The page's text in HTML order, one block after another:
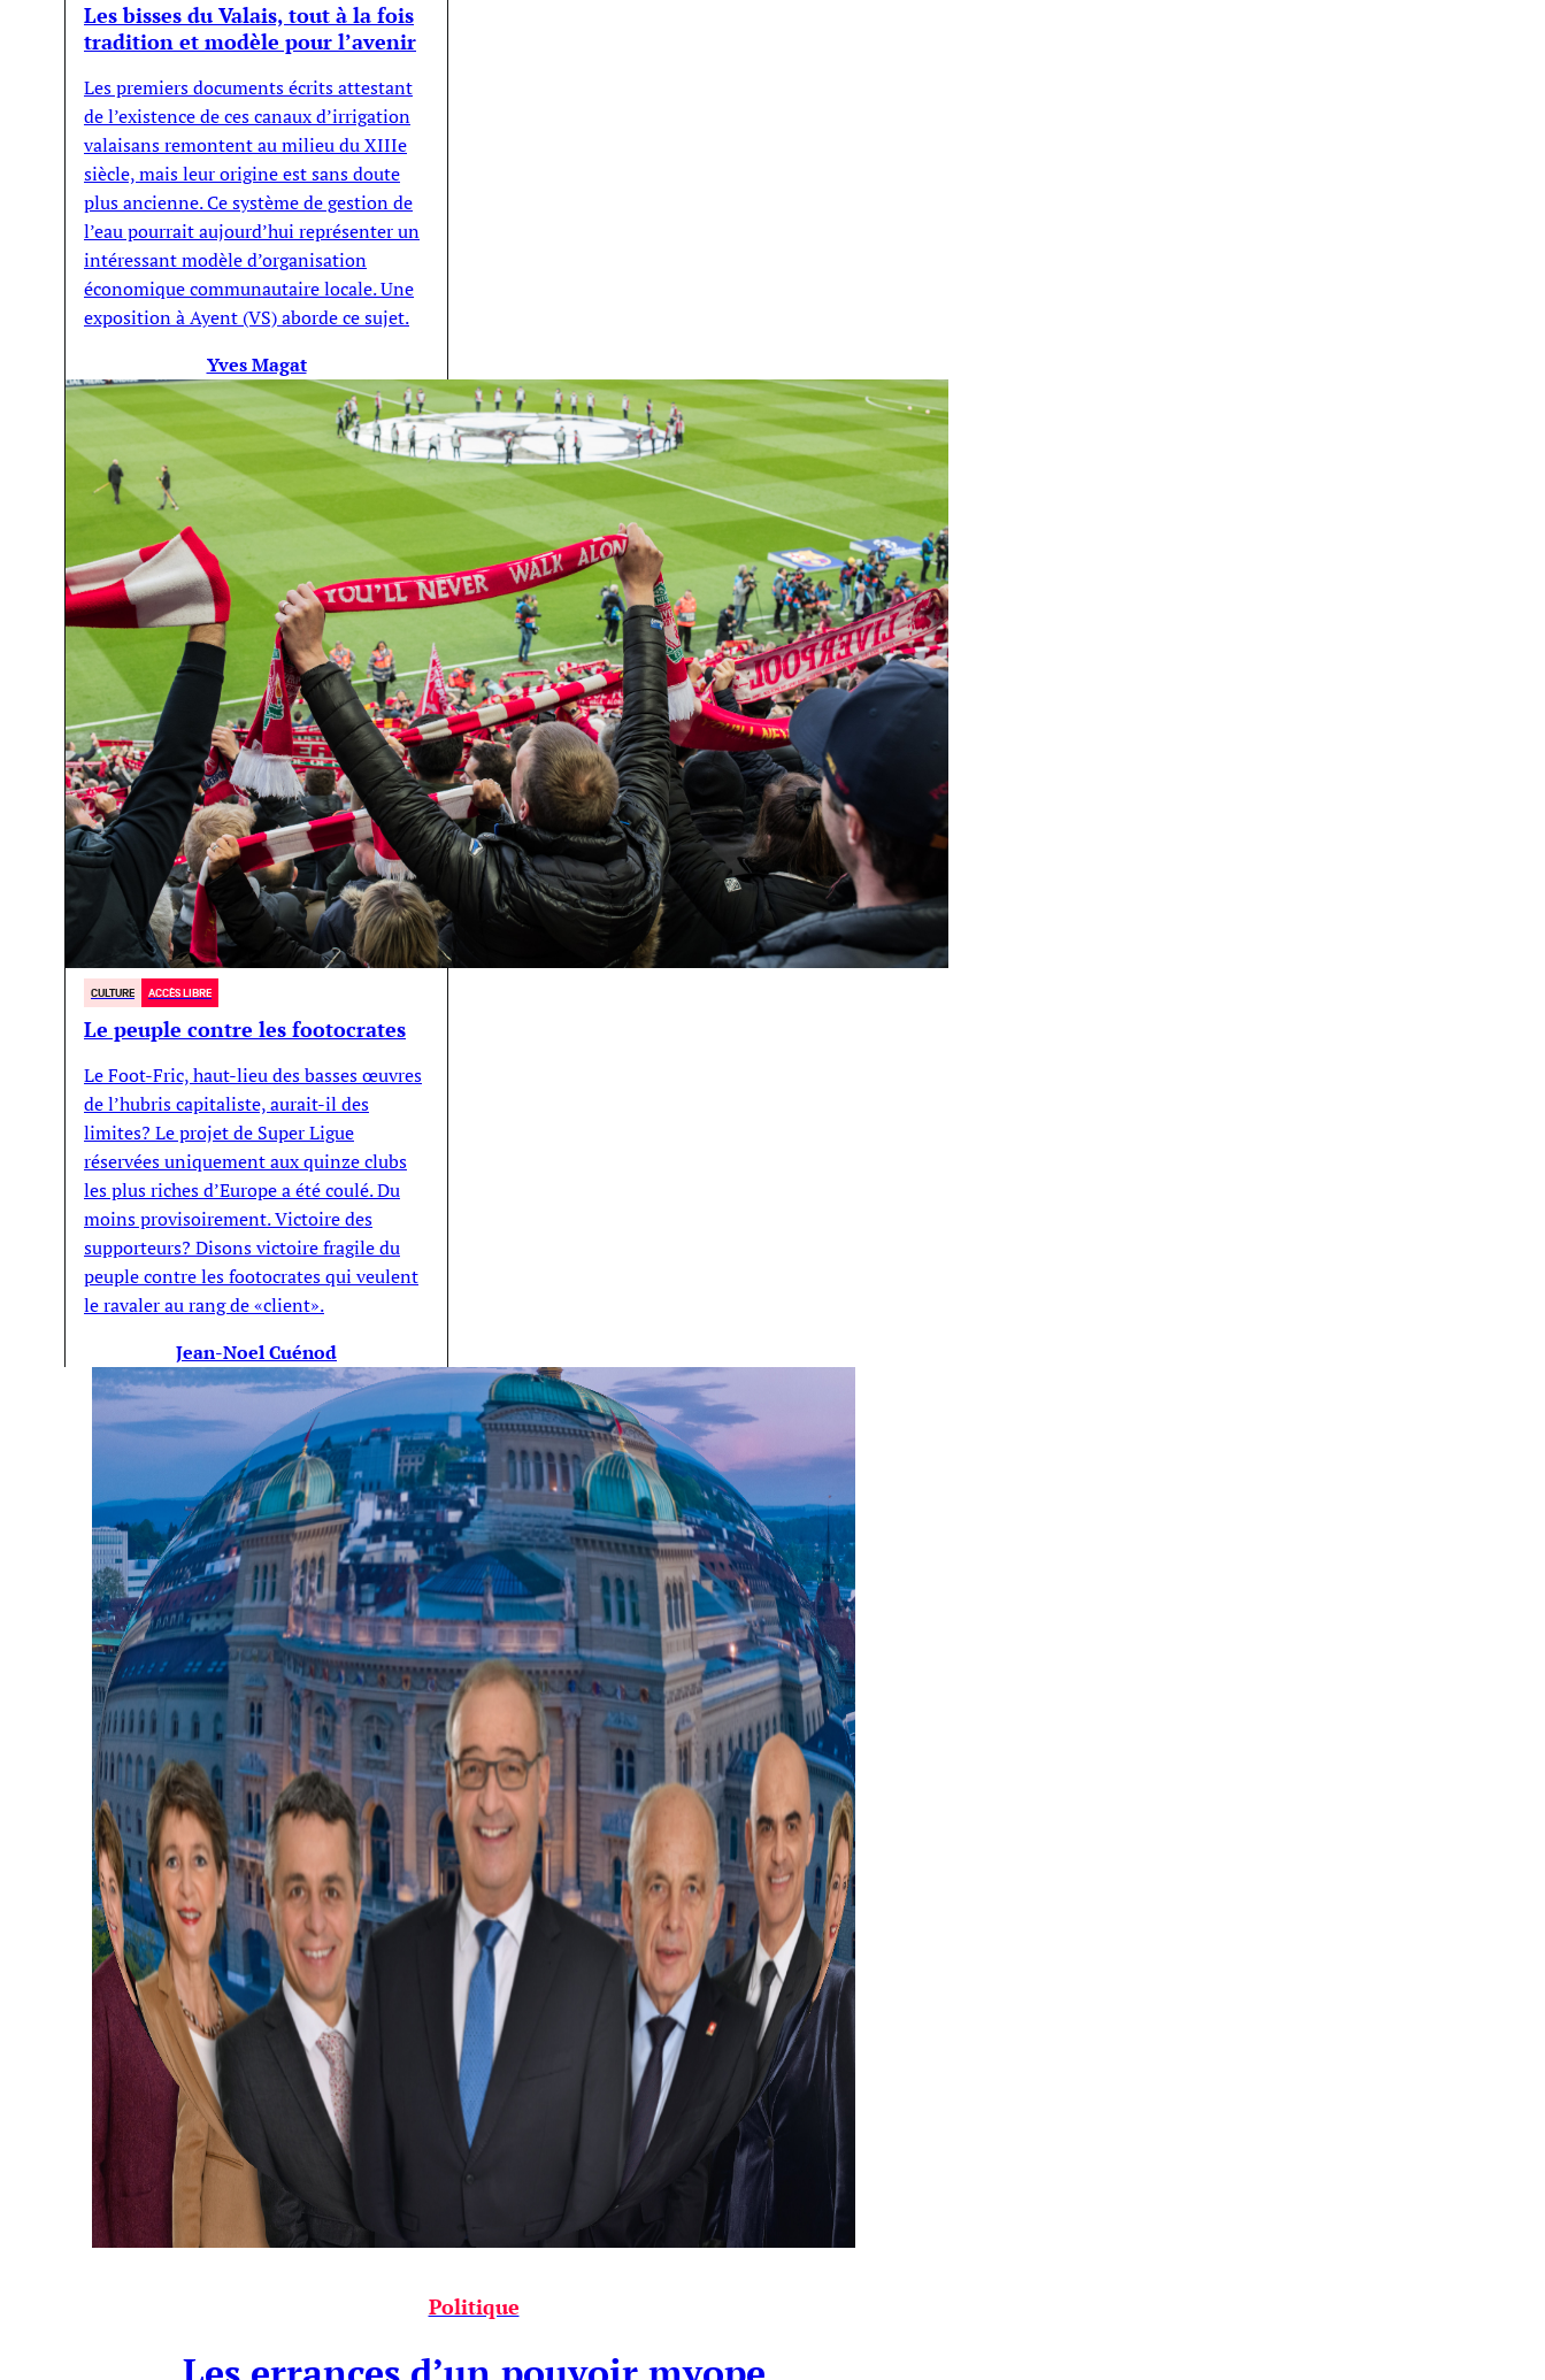
Les bisses du Valais, tout à la fois
tradition et modèle pour l’avenir
Les premiers documents écrits attestant
de l’existence de ces canaux d’irrigation
valaisans remontent au milieu du XIIIe
siècle, mais leur origine est sans doute
plus ancienne. Ce système de gestion de
l’eau pourrait aujourd’hui représenter un
intéressant modèle d’organisation
économique communautaire locale. Une
exposition à Ayent (VS) aborde ce sujet.
Yves Magat
CULTURE ACCÈS LIBRE
Le peuple contre les footocrates
Le Foot-Fric, haut-lieu des basses œuvres
de l’hubris capitaliste, aurait-il des
limites? Le projet de Super Ligue
réservées uniquement aux quinze clubs
les plus riches d’Europe a été coulé. Du
moins provisoirement. Victoire des
supporteurs? Disons victoire fragile du
peuple contre les footocrates qui veulent
le ravaler au rang de «client».
Jean-Noel Cuénod
Politique